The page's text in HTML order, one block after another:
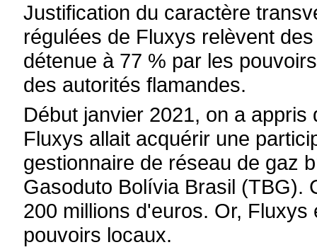
Justification du caractère
régulées de Fluxys relèvent
détenue à 77 % par les
des autorités flamandes.
Début janvier 2021, on a
Fluxys allait acquérir une
gestionnaire de réseau de gaz
Gasoduto Bolívia Brasil (TBG).
200 millions d'euros. Or,
pouvoirs locaux.